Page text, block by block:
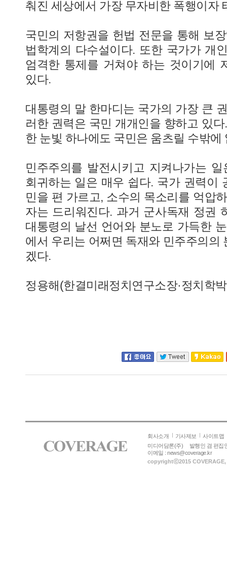
춰진 세상에서 가장 무자비한 폭행이자
국민의 저항권을 헌법 전문을 통해 보
법학계의 다수설이다. 또한 국가가 개
엄격한 통제를 거쳐야 하는 것이기에
있다.
대통령의 말 한마디는 국가의 가장 큰
러한 권력은 국민 개개인을 향하고 있
한 눈빛 하나에도 국민은 움츠릴 수밖에
민주주의를 발전시키고 지켜나가는
회귀하는 일은 매우 쉽다. 국가 권력이
민을 편 가르고, 소수의 목소리를 억압
자는 드리워진다. 과거 군사독재 정권
대통령의 날선 언어와 분노로 가득한
에서 우리는 어쩌면 독재와 민주주의의
겠다.
정용해(한결미래정치연구소장·정치학
회사소개 기사제보
사이트맵
미디어담론(주)
발행인 겸 편집
이메일 :news@coverage.kr
copyrightⓒ2015 COVERAGE